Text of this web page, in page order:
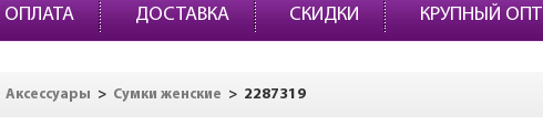
ОПЛАТА ДОСТАВКА СКИДКИ КРУПНЫЙ ОПТ
Аксессуары > Сумки женские > 2287319